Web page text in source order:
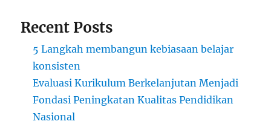
Recent Posts
5 Langkah membangun kebiasaan belajar
konsisten
Evaluasi Kurikulum Berkelanjutan Menjadi
Fondasi Peningkatan Kualitas Pendidikan
Nasional